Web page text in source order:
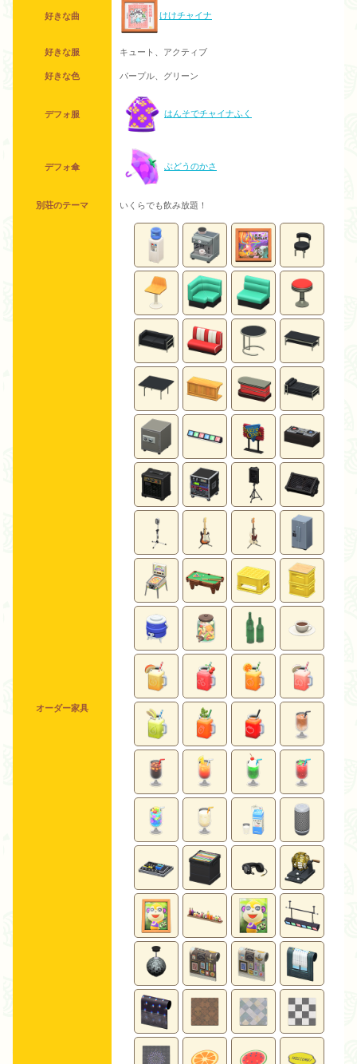
好きな曲 けけチャイナ
好きな服 キュート、アクティブ
好きな色 パープル、グリーン
デフォ服 はんそでチャイナふく
デフォ傘 ぶどうのかさ
別荘のテーマ いくらでも飲み放題！
オーダー家具